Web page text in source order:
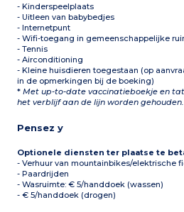
- Kinderspeelplaats
- Uitleen van babybedjes
- Internetpunt
- Wifi-toegang in gemeenschappelijke
- Tennis
- Airconditioning
- Kleine huisdieren toegestaan (op
in de opmerkingen bij de boeking)
*Met up-to-date vaccinatieboekje en
het verblijf aan de lijn worden gehouden.
Pensez y
Optionele diensten ter plaatse te
- Verhuur van mountainbikes/elektrische
- Paardrijden
- Wasruimte: € 5/handdoek (wassen)
- € 5/handdoek (drogen)